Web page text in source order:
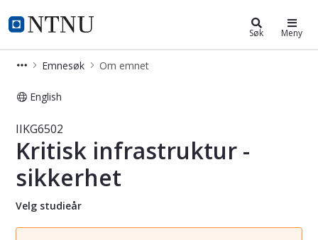
NTNU Hjemmeside
Studier Søk Meny
Emnesøk Om emnet
English
Emne - Kritisk infrastruktur -
IIKG6502
Kritisk infrastruktur -
sikkerhet
Velg studieår